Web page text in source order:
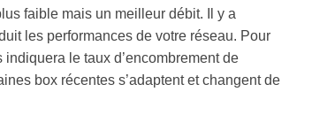
faible mais un meilleur débit. Il y a
les performances de votre réseau. Pour
le taux d’encombrement de
box récentes s’adaptent et changent de